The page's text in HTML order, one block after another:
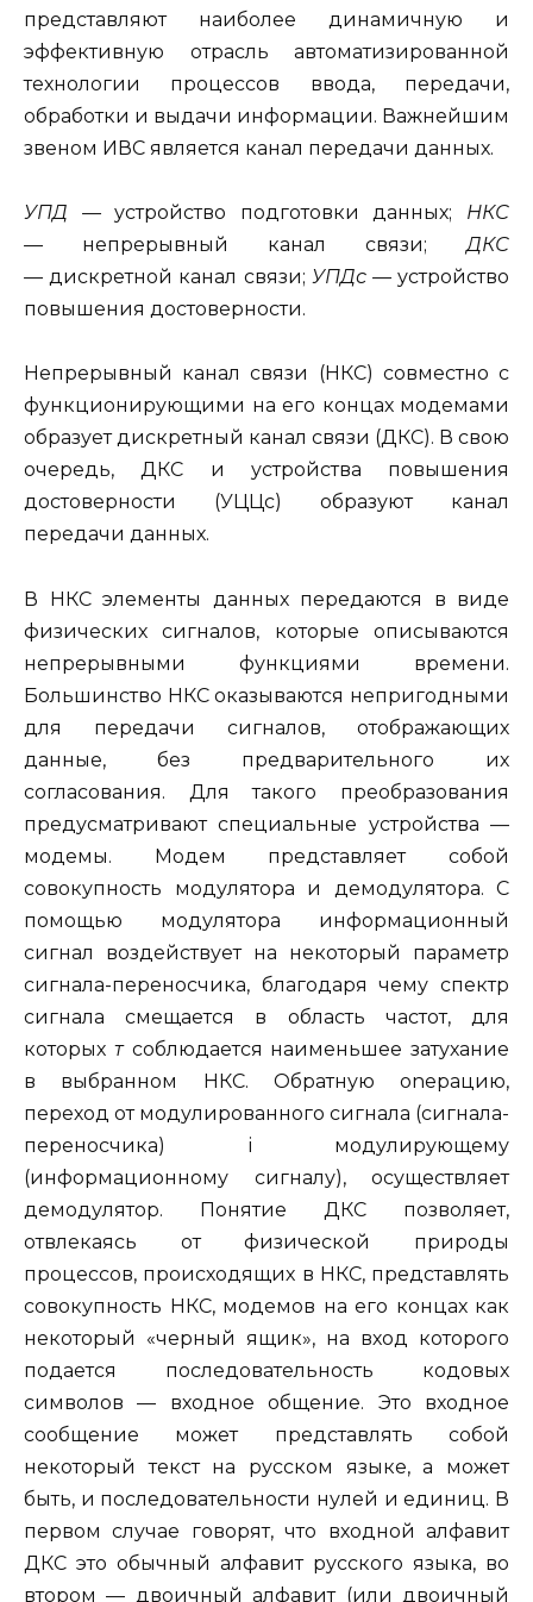
представляют наиболее динамичную и
эффективную отрасль автоматизированной
технологии процессов ввода, передачи,
обработки и выдачи инфор­мации. Важнейшим
звеном ИВС является канал передачи данных.
УПД —устройство подготовки данных; НКС
— непрерывный канал связи;ДКС
—дискретной канал связи; УПДс —устройство
повышения достоверности.
Непрерывный канал связи (НКС) совместно с
функционирующими на его концах модемами
образует дискретный канал связи (ДКС). В свою
очередь, ДКС и устройства повышения
достоверности (УЦЦс) образуют канал
передачи данных.
В НКС элементы данных передаются в виде
физических сигналов, которые описываются
непрерывными функциями времени.
Большинство НКС оказываются непригодными
для передачи сигналов, ото­бражающих
данные, без предварительного их
согласования. Для такого преобразования
предусматривают специальные устройства —
модемы. Модем представляет собой
совокупность модулятора и демодулятора. С
помощью модулятора информационный
сигнал воздействует на некоторый параметр
сигнала-переносчика, благодаря чему спектр
сигнала смещается в область частот, для
которых т соблюдается наименьшее затухание
в выбранном НКС. Обратную oneрацию,
переход от модулированного сигнала (сигнала-
переносчика) i модулирующему
(информационному сигналу), осуществляет
демодулятор. Понятие ДКС позволяет,
отвлекаясь от физической природы
процессов, происходящих в НКС, представлять
совокупность НКС, модемов на его концах как
некоторый «черный ящик», на вход которого
подается последовательность кодовых
символов — входное общение. Это входное
сообщение может представлять собой
некоторый текст на русском языке, а может
быть, и последовательности нулей и единиц. В
первом случае говорят, что входной алфавит
ДКС это обычный алфавит русского языка, во
втором — двоичный алфавит (или двоичный